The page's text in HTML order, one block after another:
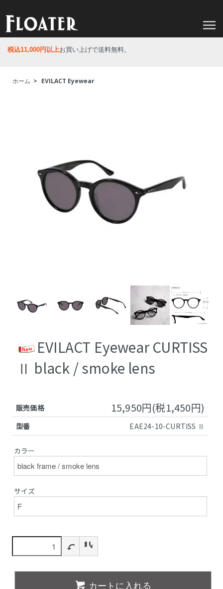
税込11,000円以上お買い上げで送料無料。
ホーム > EVILACT Eyewear
EVILACT Eyewear CURTISS
Ⅱ black / smoke lens
販売価格 15,950円(税1,450円)
型番 EAE24-10-CURTISS Ⅱ
カラー
サイズ
カートに入れる